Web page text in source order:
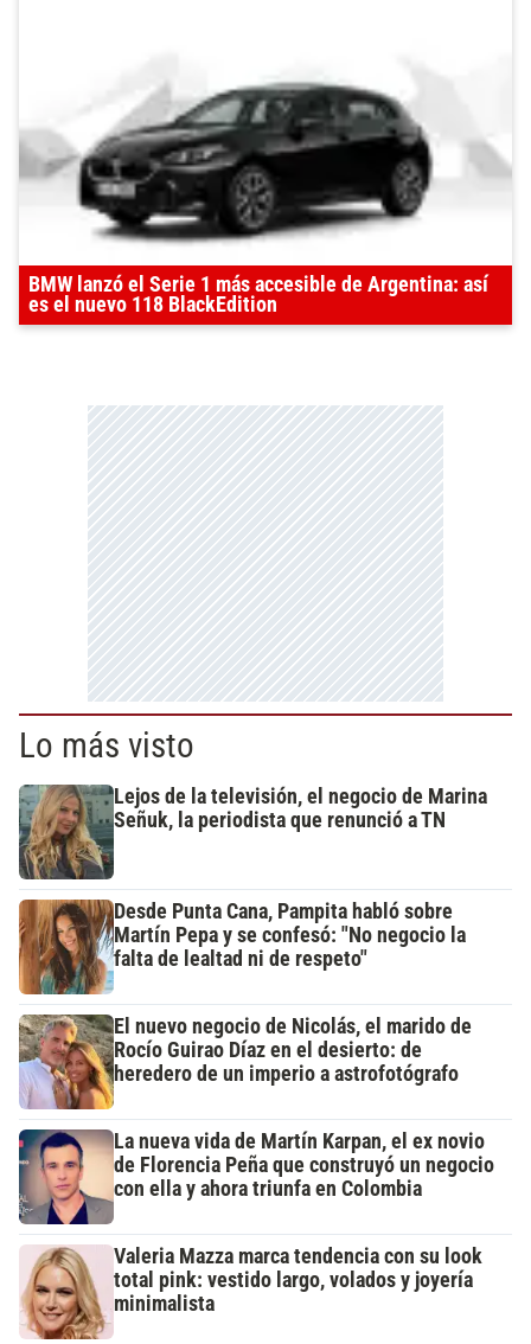
BMW lanzó el Serie 1 más accesible de Argentina: así
es el nuevo 118 BlackEdition
Lo más visto
Lejos de la televisión, el negocio de Marina
Señuk, la periodista que renunció a TN
Desde Punta Cana, Pampita habló sobre
Martín Pepa y se confesó: "No negocio la
falta de lealtad ni de respeto"
El nuevo negocio de Nicolás, el marido de
Rocío Guirao Díaz en el desierto: de
heredero de un imperio a astrofotógrafo
La nueva vida de Martín Karpan, el ex novio
de Florencia Peña que construyó un negocio
con ella y ahora triunfa en Colombia
Valeria Mazza marca tendencia con su look
total pink: vestido largo, volados y joyería
minimalista